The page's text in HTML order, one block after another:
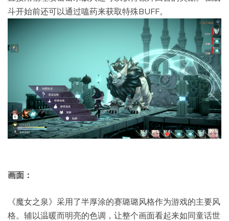
斗开始前还可以通过嗑药来获取特殊BUFF。
画面：
《魔女之泉》采用了半厚涂的赛璐璐风格作为游戏的主要风
格。辅以温暖而明亮的色调，让整个画面看起来如同童话世